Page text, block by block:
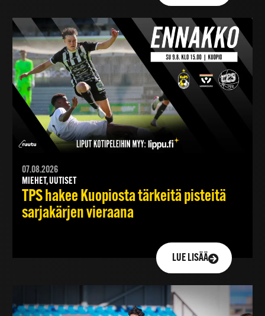
07.08.2026
MIEHET, UUTISET
TPS hakee Kuopiosta tärkeitä pisteitä
sarjakärjen vieraana
LUE LISÄÄ